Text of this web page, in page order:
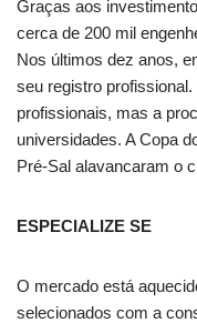
Graças aos
cerca de 200 mil
Nos últimos dez anos,
seu registro
profissionais, mas a
universidades. A Copa
Pré-Sal alavancaram o
ESPECIALIZE SE
O mercado está
selecionados com a